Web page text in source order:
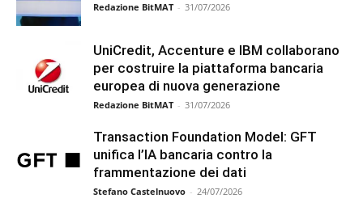
Redazione BitMAT - 31/07/2026
UniCredit, Accenture e IBM collaborano
per costruire la piattaforma bancaria
europea di nuova generazione
Redazione BitMAT - 31/07/2026
Transaction Foundation Model: GFT
unifica l’IA bancaria contro la
frammentazione dei dati
Stefano Castelnuovo - 24/07/2026